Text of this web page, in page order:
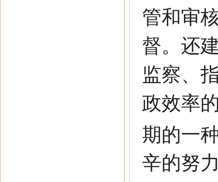
管和审
督。还
监察、
政效率
期的一
辛的努